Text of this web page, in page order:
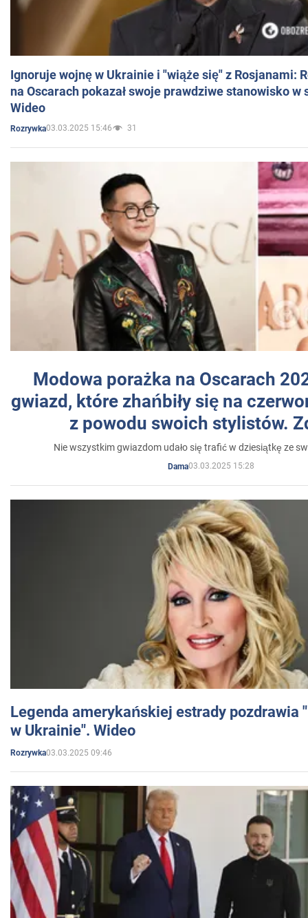
Ignoruje wojnę w Ukrainie i "wiąże się" z Rosjanami:
na Oscarach pokazał swoje prawdziwe stanowisko w
Wideo
Rozrywka03.03.2025 15:46 31
Modowa porażka na Oscarach
gwiazd, które zhańbiły się na
z powodu swoich stylistów.
Nie wszystkim gwiazdom udało się trafić w dziesiątkę ze
Dama03.03.2025 15:28
Legenda amerykańskiej estrady pozdrawia
w Ukrainie". Wideo
Rozrywka03.03.2025 09:46